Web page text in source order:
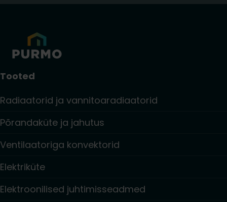
Tooted
Radiaatorid ja vannitoaradiaatorid
Põrandaküte ja jahutus
Ventilaatoriga konvektorid
Elektriküte
Elektroonilised juhtimisseadmed